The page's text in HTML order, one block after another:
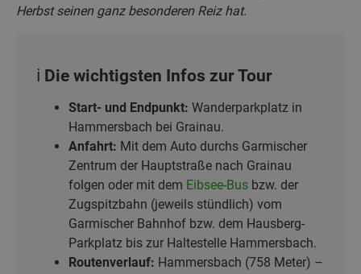
Herbst seinen ganz besonderen Reiz hat.
ℹ️ Die wichtigsten Infos zur Tour
Start- und Endpunkt: Wanderparkplatz in
Hammersbach bei Grainau.
Anfahrt: Mit dem Auto durchs Garmischer
Zentrum der Hauptstraße nach Grainau
folgen oder mit dem Eibsee-Bus bzw. der
Zugspitzbahn (jeweils stündlich) vom
Garmischer Bahnhof bzw. dem Hausberg-
Parkplatz bis zur Haltestelle Hammersbach.
Routenverlauf: Hammersbach (758 Meter) –